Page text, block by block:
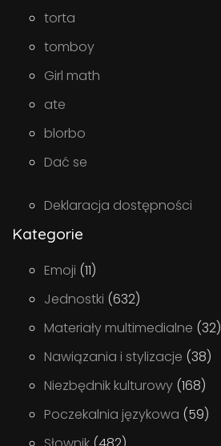
torta
tomboy
Girl math
ate
blorbo
Dać se
Deklaracja dostępności
Kategorie
Emoji (11)
Jednostki (632)
Materiały multimedialne (32)
Nawiązania i stylizacje (38)
Niezbędnik kulturowy (168)
Poczekalnia językowa (59)